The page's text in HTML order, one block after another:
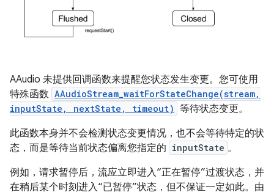
AAudio 未提供回调函数来提醒您状态发生变更。您可使用
特殊函数 AAudioStream_waitForStateChange(stream,
inputState, nextState, timeout) 等待状态变更。
此函数本身并不会检测状态变更情况，也不会等待特定的状
态，而是等待当前状态偏离您指定的 inputState 。
例如，请求暂停后，流应立即进入“正在暂停”过渡状态，并
在稍后某个时刻进入“已暂停”状态，但不保证一定如此。由